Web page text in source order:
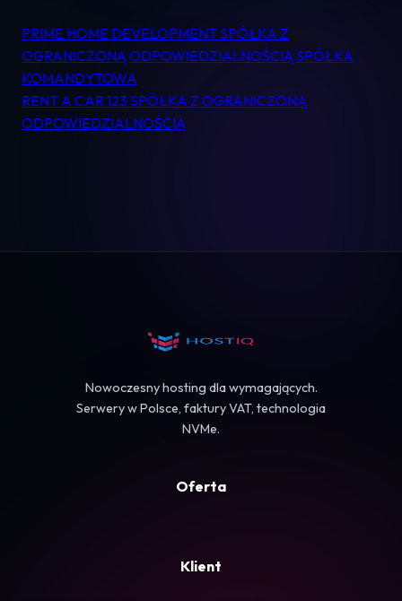
Pomoc
Kontakt
Nawigacja
wpisu
PRIME HOME DEVELOPMENT SPÓŁKA Z
OGRANICZONĄ ODPOWIEDZIALNOŚCIĄ SPÓŁKA
KOMANDYTOWA
RENT A CAR 123 SPÓŁKA Z OGRANICZONĄ
ODPOWIEDZIALNOŚCIĄ
Nowoczesny hosting dla wymagających.
Serwery w Polsce, faktury VAT, technologia
NVMe.
Oferta
Klient